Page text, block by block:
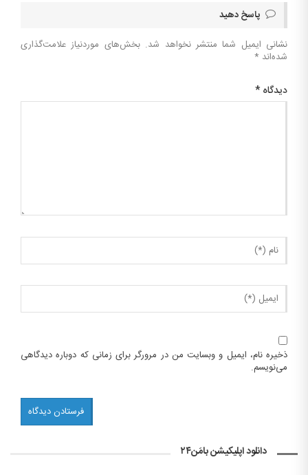
پاسخ دهید
نشانی ایمیل شما منتشر نخواهد شد. بخش‌های موردنیاز علامت‌گذاری
شده‌اند *
دیدگاه *
ذخیره نام، ایمیل و وبسایت من در مرورگر برای زمانی که دوباره دیدگاهی
می‌نویسم.
دانلود اپلیکیشن بامَن۲۴